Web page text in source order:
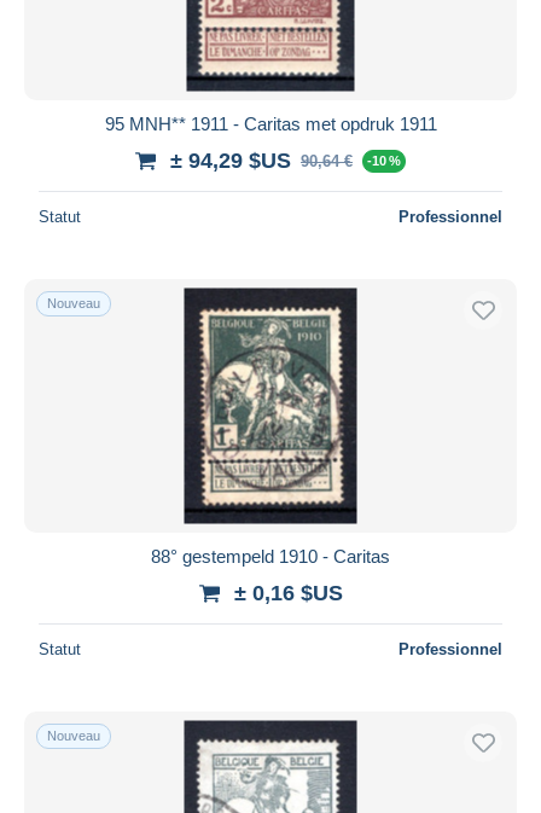
95 MNH** 1911 - Caritas met opdruk 1911
± 94,29 $US 90,64 € -10 %
Statut Professionnel
Nouveau
88° gestempeld 1910 - Caritas
± 0,16 $US
Statut Professionnel
Nouveau